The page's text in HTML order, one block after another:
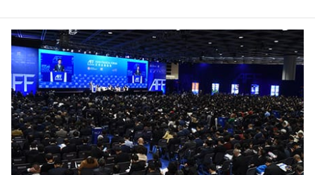
医疗科技
刘会平
金融科技专区
InnoVenture专区